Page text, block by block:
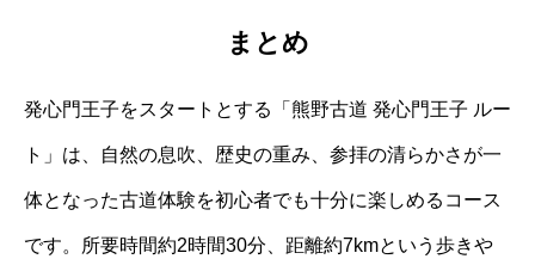
まとめ
発心門王子をスタートとする「熊野古道 発心門王子 ルー
ト」は、自然の息吹、歴史の重み、参拝の清らかさが一
体となった古道体験を初心者でも十分に楽しめるコース
です。所要時間約2時間30分、距離約7kmという歩きや